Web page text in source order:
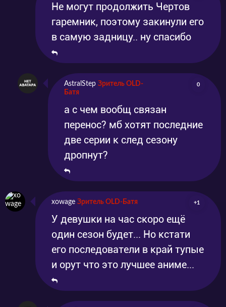
Не могут продолжить Чертов
гаремник, поэтому закинули его
в самую задницу.. ну спасибо
AstralStep Зритель OLD-
Батя
0
а с чем вообщ связан
перенос? мб хотят последние
две серии к след сезону
дропнут?
xowage Зритель OLD-Батя +1
У девушки на час скоро ещё
один сезон будет... Но кстати
его последователи в край тупые
и орут что это лучшее аниме...